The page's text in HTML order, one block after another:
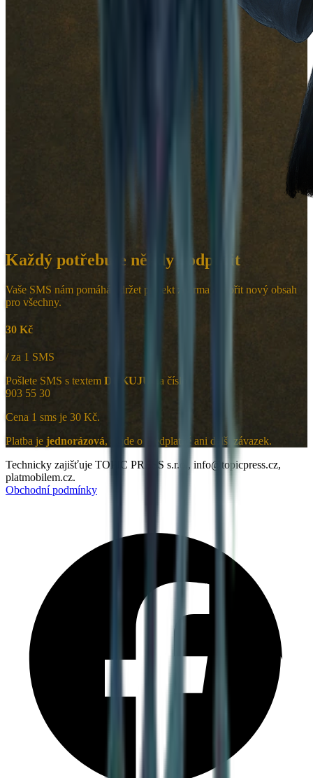
Každý potřebuje někdy podpořit
Vaše SMS nám pomáhá udržet projekt zdarma a tvořit nový obsah
pro všechny.
30 Kč
/ za 1 SMS
Pošlete SMS s textem DEKUJU
na číslo
903 55 30
Cena 1 sms je 30 Kč.
Platba je jednorázová, nejde o předplatné ani další závazek.
Technicky zajišťuje TOPIC PRESS s.r.o., info@topicpress.cz,
platmobilem.cz.
Obchodní podmínky